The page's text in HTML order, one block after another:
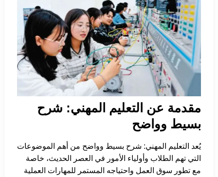
مقدمة عن التعليم المهني: شرح
بسيط وواضح
يُعد التعليم المهني: شرح بسيط وواضح من أهم الموضوعات
التي تهم الطلاب وأولياء الأمور في العصر الحديث، خاصة
مع تطور سوق العمل واحتياجه المستمر للمهارات العملية